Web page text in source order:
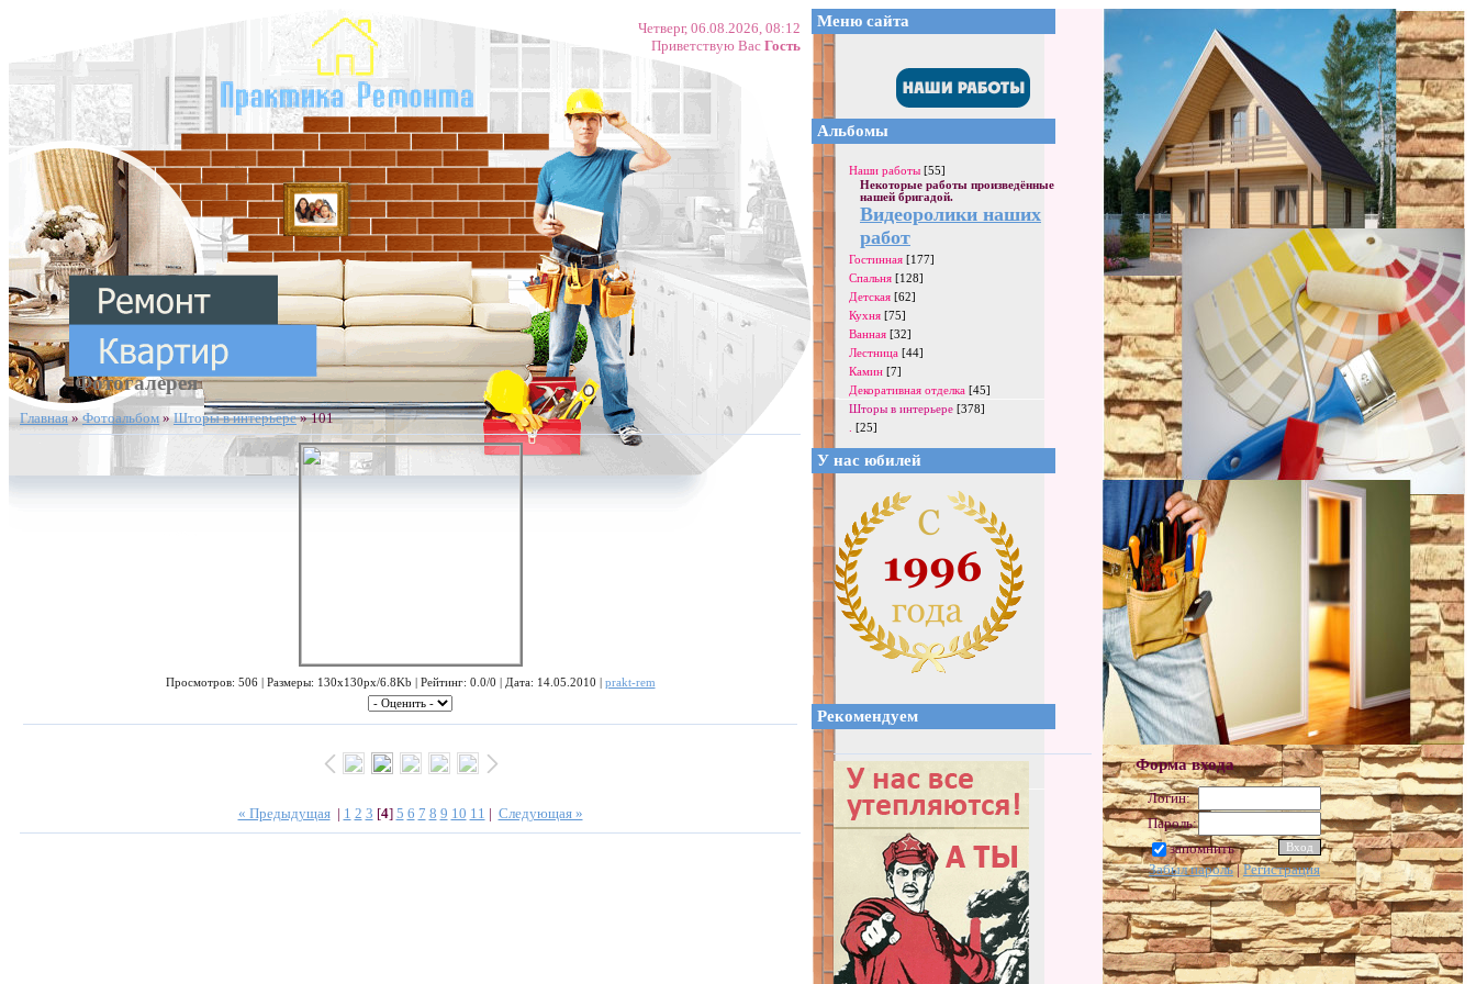
Четверг, 06.08.2026, 08:12
Приветствую Вас Гость
Фотогалерея
Главная»Фотоальбом »Шторы в интерьере» 101
Просмотров: 506 | Размеры: 130x130px/6.8Kb | Рейтинг: 0.0/0 | Дата: 14.05.2010 | prakt-rem
« Предыдущая| 1 2 3 [4] 5 6 7 8 9 10 11 | Следующая »
Меню сайта
Альбомы
Наши работы [55]
Некоторые работы произведённые
нашей бригадой.
Видеоролики наших
работ
Гостинная [177]
Спальня [128]
Детская [62]
Кухня [75]
Ванная [32]
Лестница [44]
Камин [7]
Декоративная отделка [45]
Шторы в интерьере [378]
[25]
У нас юбилей
Рекомендуем
Форма входа
Логин:
Пароль:
запомнить
Забыл пароль|Регистрация